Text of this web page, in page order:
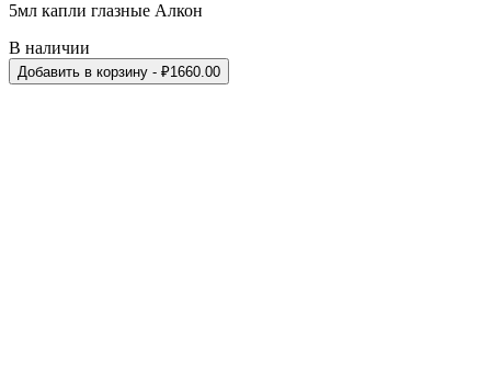
5мл капли глазные Алкон
В наличии
Добавить в корзину - ₽1660.00